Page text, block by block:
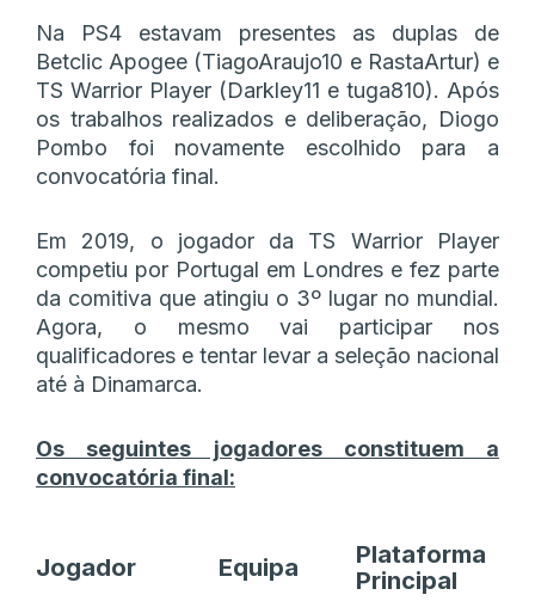
Na PS4 estavam presentes as duplas de
Betclic Apogee (TiagoAraujo10 e RastaArtur) e
TS Warrior Player (Darkley11 e tuga810). Após
os trabalhos realizados e deliberação, Diogo
Pombo foi novamente escolhido para a
convocatória final.
Em 2019, o jogador da TS Warrior Player
competiu por Portugal em Londres e fez parte
da comitiva que atingiu o 3º lugar no mundial.
Agora, o mesmo vai participar nos
qualificadores e tentar levar a seleção nacional
até à Dinamarca.
Os seguintes jogadores constituem a
convocatória final:
Jogador Equipa
Plataforma
Principal